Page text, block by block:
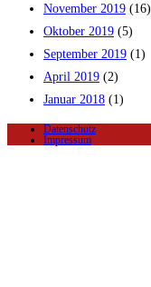
November 2019 (16)
Oktober 2019 (5)
September 2019 (1)
April 2019 (2)
Januar 2018 (1)
Datenschutz
Impressum